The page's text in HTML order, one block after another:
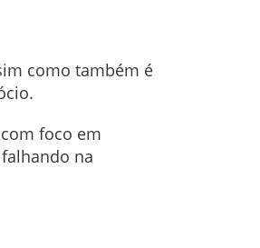
como também é
foco em
na